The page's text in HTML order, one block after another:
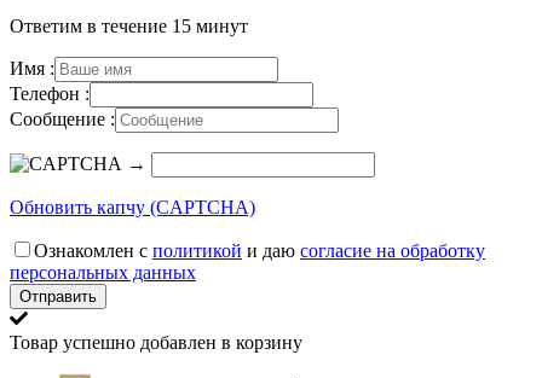
Ответим в течение 15 минут
Имя :
Телефон :
Сообщение :
→
Обновить капчу (CAPTCHA)
Ознакомлен с политикой и даю согласие на обработку
персональных данных
Товар успешно добавлен в корзину